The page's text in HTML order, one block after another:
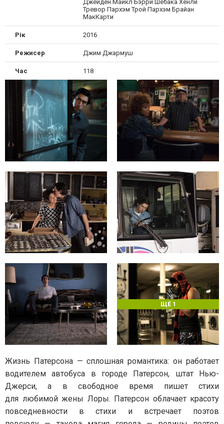
Джейден Майкл Бэрри Шебака Хенли
Тревор Пархэм Трой Пархэм Брайан
МакКарти
Рік 2016
Режисер Джим Джармуш
Час 118
ЩЕ 1
Жизнь Патерсона — сплошная романтика: он работает
водителем автобуса в городе Патерсон, штат Нью-
Джерси, а в свободное время пишет стихи
для любимой жены Лоры. Патерсон облачает красоту
повседневности в стихи и встречает поэтов